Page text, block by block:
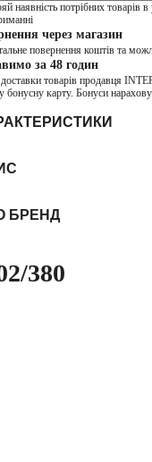
наявність потрібних
через магазин
повернення коштів та
за 48 годин
товарів продавця
бонусну карту. Бонуси
БРЕНД
380